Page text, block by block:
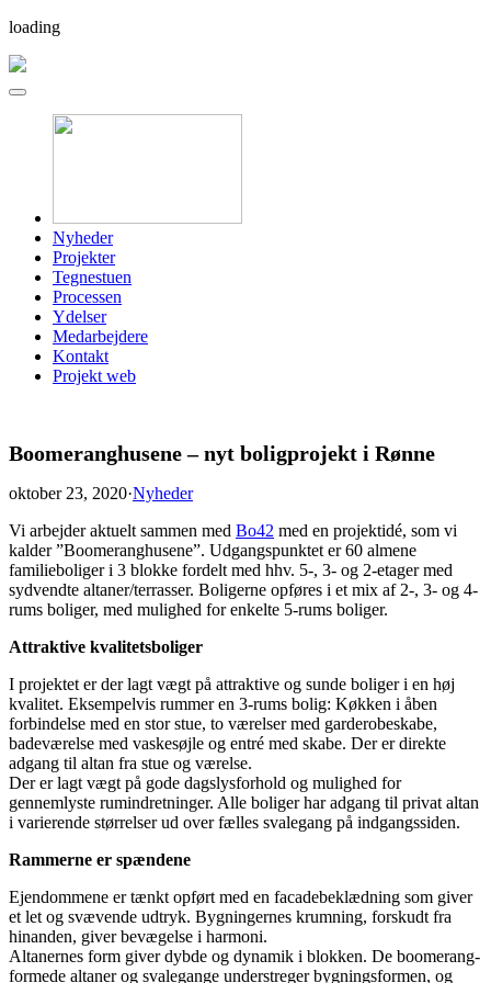
loading
Nyheder
Projekter
Tegnestuen
Processen
Ydelser
Medarbejdere
Kontakt
Projekt web
Boomeranghusene – nyt boligprojekt i Rønne
oktober 23, 2020·Nyheder
Vi arbejder aktuelt sammen med Bo42 med en projektidé, som vi
kalder ”Boomeranghusene”. Udgangspunktet er 60 almene
familieboliger i 3 blokke fordelt med hhv. 5-, 3- og 2-etager med
sydvendte altaner/terrasser. Boligerne opføres i et mix af 2-, 3- og 4-
rums boliger, med mulighed for enkelte 5-rums boliger.
Attraktive kvalitetsboliger
I projektet er der lagt vægt på attraktive og sunde boliger i en høj
kvalitet. Eksempelvis rummer en 3-rums bolig: Køkken i åben
forbindelse med en stor stue, to værelser med garderobeskabe,
badeværelse med vaskesøjle og entré med skabe. Der er direkte
adgang til altan fra stue og værelse.
Der er lagt vægt på gode dagslysforhold og mulighed for
gennemlyste rumindretninger. Alle boliger har adgang til privat altan
i varierende størrelser ud over fælles svalegang på indgangssiden.
Rammerne er spændene
Ejendommene er tænkt opført med en facadebeklædning som giver
et let og svævende udtryk. Bygningernes krumning, forskudt fra
hinanden, giver bevægelse i harmoni.
Altanernes form giver dybde og dynamik i blokken. De boomerang-
formede altaner og svalegange understreger bygningsformen, og